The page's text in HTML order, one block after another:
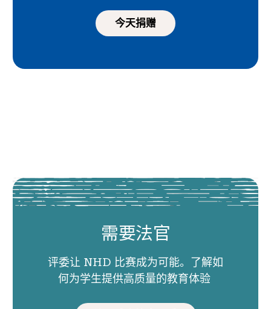
今天捐赠
需要法官
评委让 NHD 比赛成为可能。了解如
何为学生提供高质量的教育体验